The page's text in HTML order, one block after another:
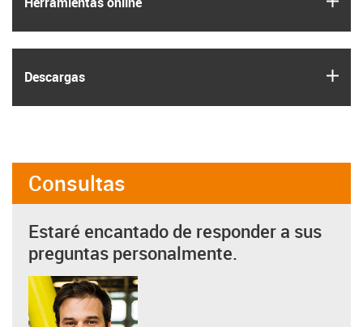
Descargas
Consultas
Estaré encantado de responder a sus
preguntas personalmente.